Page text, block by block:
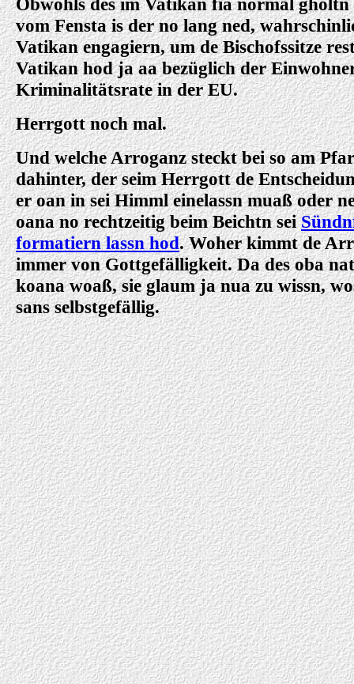
vom Fensta is der no lang ned,
Vatikan engagiern, um de Bischofssitze
Vatikan hod ja aa bezüglich der
Kriminalitätsrate in der EU.
Herrgott noch mal.
Und welche Arroganz steckt bei so am
dahinter, der seim Herrgott de
er oan in sei Himml einelassn muaß oder
oana no rechtzeitig beim Beichtn sei
formatiern lassn hod. Woher kimmt de
immer von Gottgefälligkeit. Da des oba
koana woaß, sie glaum ja nua zu wissn,
sans selbstgefällig.